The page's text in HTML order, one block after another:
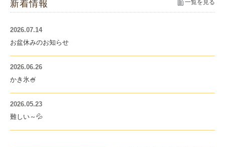
新着情報 一覧を見る
2026.07.14
お盆休みのお知らせ
2026.06.26
かき氷🍧
2026.05.23
難しい～💦